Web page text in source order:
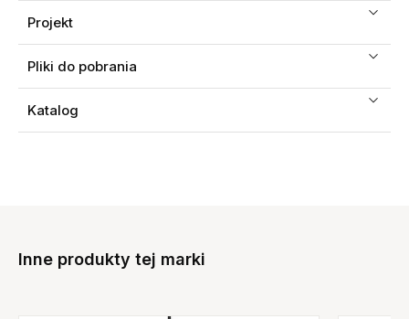
Projekt
Pliki do pobrania
Katalog
Inne produkty tej marki